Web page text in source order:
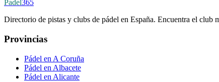
Padel365
Directorio de pistas y clubs de pádel en España. Encuentra el club
Provincias
Pádel en A Coruña
Pádel en Albacete
Pádel en Alicante